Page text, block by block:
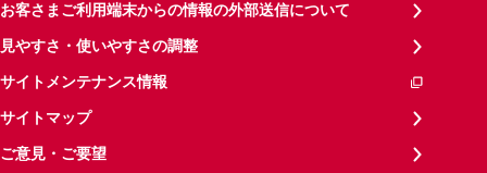
お客さまご利用端末からの情報の外部送信について
見やすさ・使いやすさの調整
サイトメンテナンス情報
サイトマップ
ご意見・ご要望